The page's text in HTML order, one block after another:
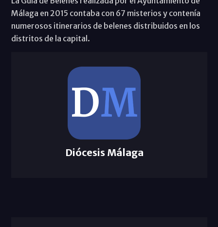
Málaga en 2015 contaba con 67 misterios y contenía
numerosos itinerarios de belenes distribuidos en los
distritos de la capital.
Diócesis Málaga